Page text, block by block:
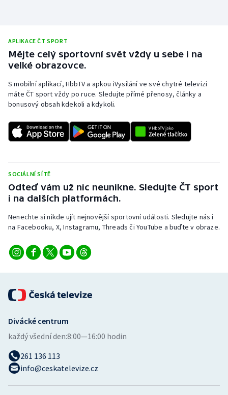
Plážový volejbal
Ragby
Rychlobruslení
Short track
Sportovní střelba
Stolní tenis
Triatlon
Vodní slalom
APLIKACE ČT SPORT
Mějte celý sportovní svět vždy u sebe i na
velké obrazovce.
S mobilní aplikací, HbbTV a apkou iVysílání ve své chytré televizi
máte ČT sport vždy po ruce. Sledujte přímé přenosy, články a
bonusový obsah kdekoli a kdykoli.
SOCIÁLNÍ SÍTĚ
Odteď vám už nic neunikne. Sledujte ČT sport
i na dalších platformách.
Nenechte si nikde ujít nejnovější sportovní události. Sledujte nás i
na Facebooku, X, Instagramu, Threads či YouTube a buďte v obraze.
Divácké centrum
každý všední den:8:00—16:00 hodin
261 136 113
info@ceskatelevize.cz